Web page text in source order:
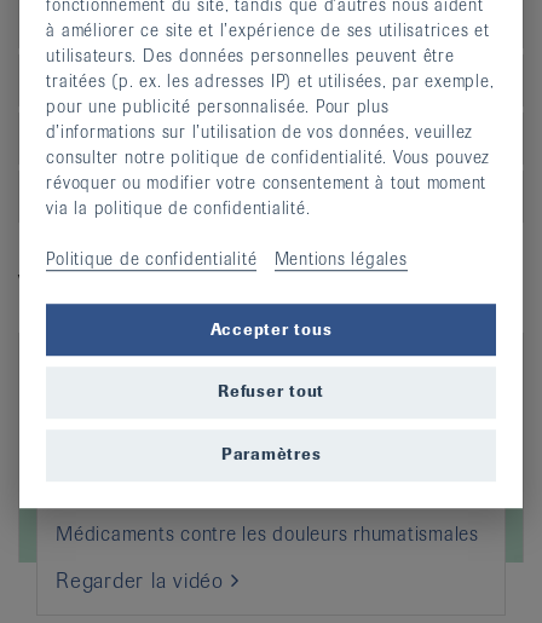
genou
Syndrome du stress tibial («shin splint»)
Epine calcanéenne
Problèmes du tendon d’Achille
Vidéos explicatives
Médicaments contre les douleurs rhumatismales
Regarder la vidéo
fonctionnement du site, tandis que d’autres nous aident
à améliorer ce site et l’expérience de ses utilisatrices et
utilisateurs. Des données personnelles peuvent être
traitées (p. ex. les adresses IP) et utilisées, par exemple,
pour une publicité personnalisée. Pour plus
d’informations sur l’utilisation de vos données, veuillez
consulter notre politique de confidentialité. Vous pouvez
révoquer ou modifier votre consentement à tout moment
via la politique de confidentialité.
Politique de confidentialité Mentions légales
Accepter tous
Refuser tout
Paramètres